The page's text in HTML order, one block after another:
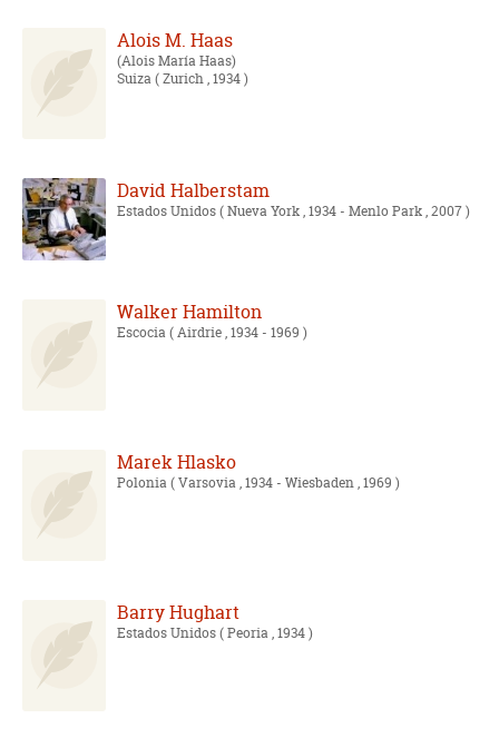
Alois M. Haas
Alois María Haas
Suiza( Zurich , 1934 )
David Halberstam
Estados Unidos( Nueva York , 1934 - Menlo Park , 2007 )
Walker Hamilton
Escocia( Airdrie , 1934 - 1969 )
Marek Hlasko
Polonia( Varsovia , 1934 - Wiesbaden , 1969 )
Barry Hughart
Estados Unidos( Peoria , 1934 )